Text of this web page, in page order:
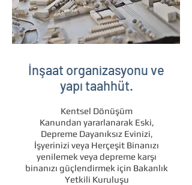
İnşaat organizasyonu ve
yapı taahhüt.
Kentsel Dönüşüm
Kanundan yararlanarak Eski,
Depreme Dayanıksız Evinizi,
İşyerinizi veya Herçeşit Binanızı
yenilemek veya depreme karşı
binanızı güçlendirmek için Bakanlık
Yetkili Kuruluşu